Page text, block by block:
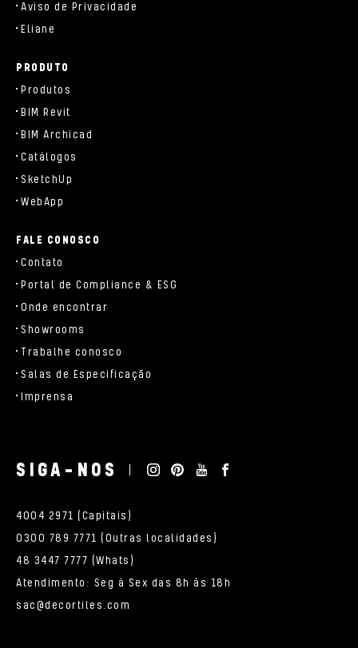
Aviso de Privacidade
Eliane
PRODUTO
Produtos
BIM Revit
BIM Archicad
Catálogos
SketchUp
WebApp
FALE CONOSCO
Contato
Portal de Compliance & ESG
Onde encontrar
Showrooms
Trabalhe conosco
Salas de Especificação
Imprensa
SIGA-NOS
4004 2971 (Capitais)
0300 789 7771 (Outras localidades)
48 3447 7777 (Whats)
Atendimento: Seg à Sex das 8h às 18h
sac@decortiles.com